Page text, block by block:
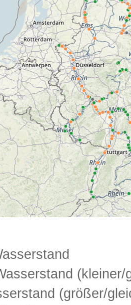
(kleiner/
(größer/